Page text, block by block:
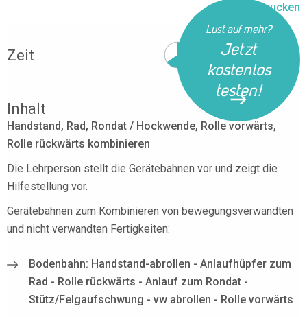
Lust auf mehr?
Jetzt
kostenlos
testen!
Drucken
Zeit 40 Min
Inhalt
Handstand, Rad, Rondat / Hockwende, Rolle vorwärts,
Rolle rückwärts kombinieren
Die Lehrperson stellt die Gerätebahnen vor und zeigt die
Hilfestellung vor.
Gerätebahnen zum Kombinieren von bewegungsverwandten
und nicht verwandten Fertigkeiten:
Bodenbahn: Handstand-abrollen - Anlaufhüpfer zum
Rad - Rolle rückwärts - Anlauf zum Rondat -
Stütz/Felgaufschwung - vw abrollen - Rolle vorwärts